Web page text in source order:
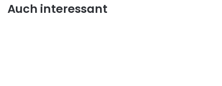
Auch interessant